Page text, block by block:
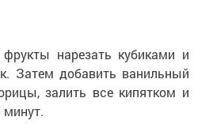
нарезать кубиками и
Затем добавить ванильный
залить все кипятком и
минут.